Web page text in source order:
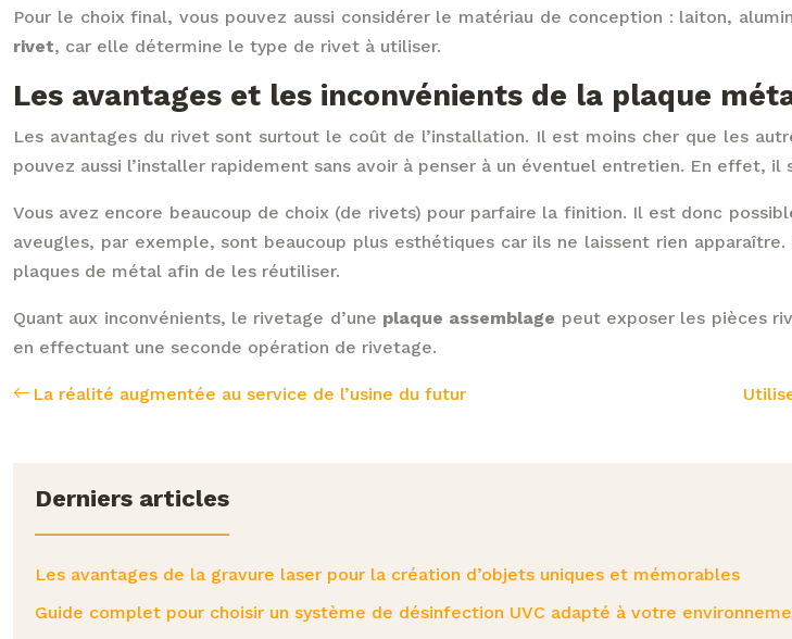
Pour le choix final, vous pouvez aussi considérer le matériau de conception : laiton,
rivet, car elle détermine le type de rivet à utiliser.
Les avantages et les inconvénients de la plaque
Les avantages du rivet sont surtout le coût de l’installation. Il est moins cher que les
pouvez aussi l’installer rapidement sans avoir à penser à un éventuel entretien. En effet, il
Vous avez encore beaucoup de choix (de rivets) pour parfaire la finition. Il est donc
aveugles, par exemple, sont beaucoup plus esthétiques car ils ne laissent rien
plaques de métal afin de les réutiliser.
Quant aux inconvénients, le rivetage d’une plaque assemblage peut exposer les pièces
en effectuant une seconde opération de rivetage.
La réalité augmentée au service de l’usine du futur
Derniers articles
Les avantages de la gravure laser pour la création d’objets uniques et mémorables
Guide complet pour choisir un système de désinfection UVC adapté à votre